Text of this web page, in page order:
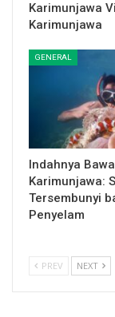
Karimunjawa
Karimunjawa
GENERAL
Indahnya
Karimunjawa:
Tersembunyi
Penyelam
PREV NEXT